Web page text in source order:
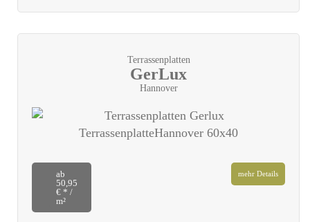
Terrassenplatten
GerLux
Hannover
ab
50,95
€ * /
m²
mehr Details